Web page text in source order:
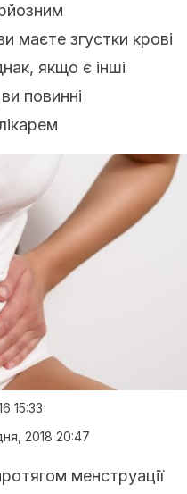
маєте згустки крові
якщо є інші
повинні
15:33
2018 20:47
менструації